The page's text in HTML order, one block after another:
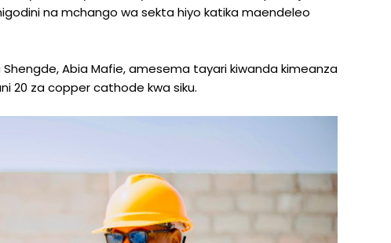
na mchango wa sekta hiyo katika maendeleo
Abia Mafie, amesema tayari kiwanda kimeanza
20 za copper cathode kwa siku.